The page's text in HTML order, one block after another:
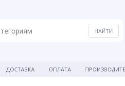
ДОСТАВКА ОПЛАТА